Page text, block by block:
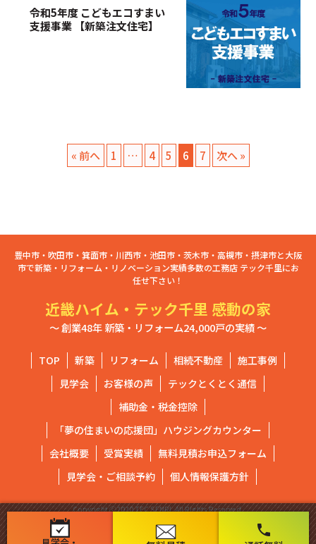
phone
令和5年度 こどもエコすまい
支援事業 【新築注文住宅】
« 前へ 1 … 4 5 6 7 次へ »
豊中市・吹田市・箕面市・川西市・池田市・茨木市・高槻市・摂津市と大阪
市で新築・リフォーム・リノベーション実績多数の工務店 テック千里にお
任せ下さい！
近畿ハイム・テック千里 感動の家
～ 創業48年 新築・リフォーム24,000戸の実績 ～
TOP 新築 リフォーム 相続不動産
施工事例
見学会
お客様の声
テックとくとく通信
補助金・税金控除
「夢の住まいの応援団」ハウジングカウンター
会社概要
受賞実績
無料見積お申込フォーム
見学会・ご相談予約
個人情報保護方針
Copyright ⓒ2020 TEC SENRI. All Rights Reserved.